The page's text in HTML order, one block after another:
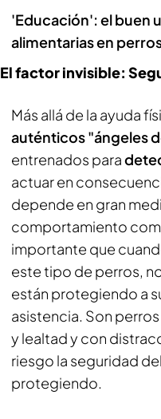
'Educación': el buen
alimentarias en
El factor invisible:
Más allá de la ayuda
auténticos "ángeles
entrenados para
actuar en
depende en gran
comportamiento
importante que
este tipo de perros,
están protegiendo a
asistencia. Son
y lealtad y con
riesgo la seguridad
protegiendo.